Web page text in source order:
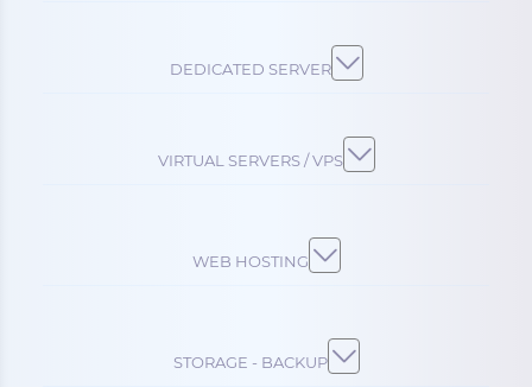
DEDICATED SERVER
VIRTUAL SERVERS / VPS
WEB HOSTING
STORAGE - BACKUP